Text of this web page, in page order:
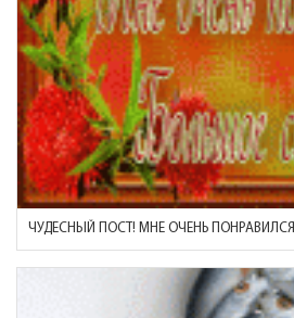
ЧУДЕСНЫЙ ПОСТ! МНЕ ОЧЕНЬ